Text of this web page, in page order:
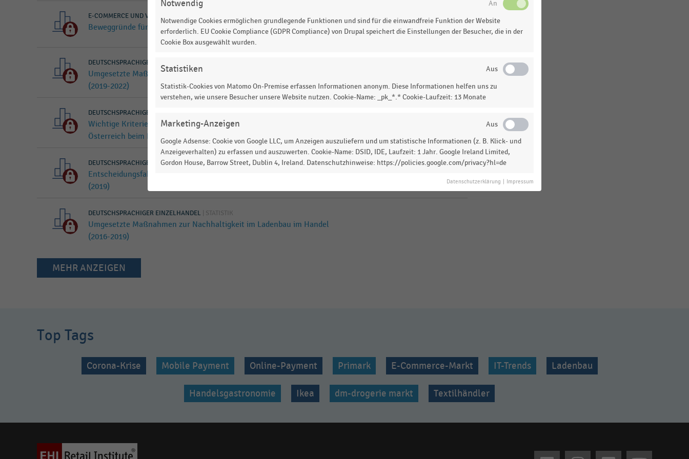
E-COMMERCE UND VERSANDHANDEL
Beweggründe für schnelle Lieferzeiten im E-Commerce (2024)
DEUTSCHSPRACHIGER EINZELHANDEL
Umgesetzte Maßnahmen zur Nachhaltigkeit im Ladenbau im Handel
(2019-2022)
DEUTSCHSPRACHIGER EINZELHANDEL
Wichtige Kriterien für Verbraucher:innen in Deutschland und
Österreich beim Kauf von Weihnachtsgeschenken (2025)
DEUTSCHSPRACHIGER EINZELHANDEL| STATISTIK
Entscheidungsfaktoren bei der Wahl des Bodenbelags im Handel
(2019)
DEUTSCHSPRACHIGER EINZELHANDEL STATISTIK
Umgesetzte Maßnahmen zur Nachhaltigkeit im Ladenbau im Handel
(2016-2019)
MEHR ANZEIGEN
Top Tags
Corona-Krise Mobile Payment Online-Payment Primark E-Commerce-Markt IT-Trends Ladenbau
Handelsgastronomie Ikea dm-drogerie markt Textilhändler
Notwendig
Notwendige Cookies ermöglichen grundlegende Funktionen und sind für die einwandfreie Funktion der Website
erforderlich. EU Cookie Compliance (GDPR Compliance) von Drupal speichert die Einstellungen der Besucher, die in der
Cookie Box ausgewählt wurden.
Statistiken
Statistik-Cookies von Matomo On-Premise erfassen Informationen anonym. Diese Informationen helfen uns zu
verstehen, wie unsere Besucher unsere Website nutzen. Cookie-Name: _pk_*.* Cookie-Laufzeit: 13 Monate
Marketing-Anzeigen
Google Adsense: Cookie von Google LLC, um Anzeigen auszuliefern und um statistische Informationen (z. B. Klick- und
Anzeigeverhalten) zu erfassen und auszuwerten. Cookie-Name: DSID, IDE, Laufzeit: 1 Jahr. Google Ireland Limited,
Gordon House, Barrow Street, Dublin 4, Ireland. Datenschutzhinweise: https://policies.google.com/privacy?hl=de
Datenschutzerklärung Impressum